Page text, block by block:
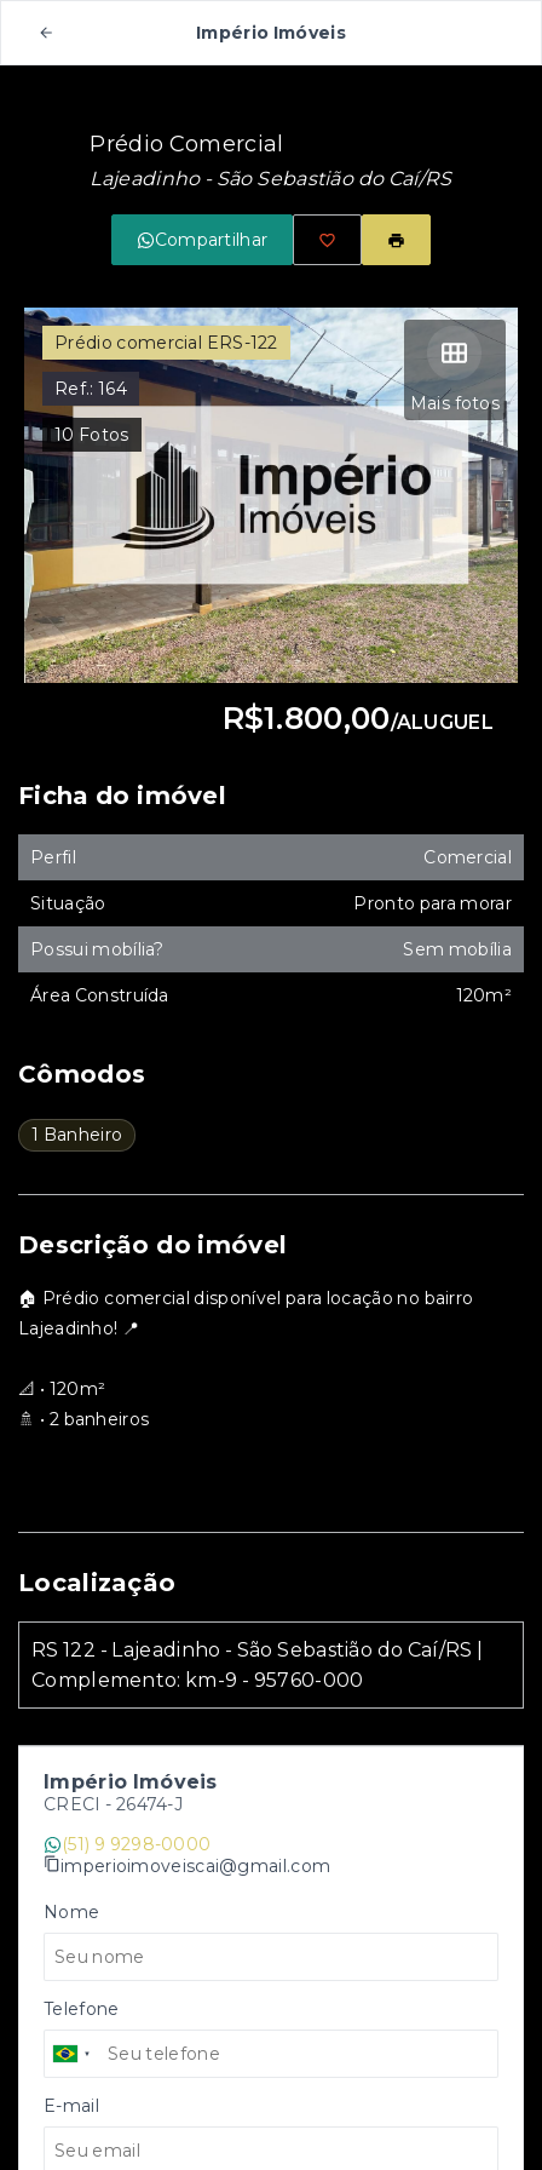
Império Imóveis
Prédio Comercial
Lajeadinho - São Sebastião do Caí/RS
Compartilhar
Mais fotos
Prédio comercial ERS-122
Ref.:164
10 Fotos
R$1.800,00/ALUGUEL
Império Imóveis
CRECI - 26474-J
(51) 9 9298-0000
imperioimoveiscai@gmail.com
Nome
Telefone
E-mail
Cômodos
1 Banheiro
Descrição do imóvel
🏠 Prédio comercial disponível para locação no bairro
Lajeadinho! 📍
📐 • 120m²
🚿 • 2 banheiros
Localização
RS 122 - Lajeadinho - São Sebastião do Caí/RS |
Complemento: km-9 - 95760-000
Ficha do imóvel
Perfil Comercial
Situação Pronto para morar
Possui mobília? Sem mobília
Área Construída 120m²